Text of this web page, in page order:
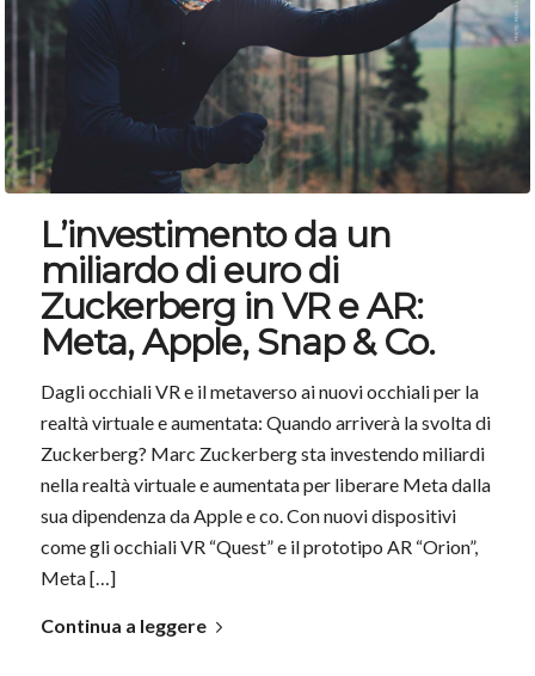
L’investimento da un
miliardo di euro di
Zuckerberg in VR e AR:
Meta, Apple, Snap & Co.
Dagli occhiali VR e il metaverso ai nuovi occhiali per la
realtà virtuale e aumentata: Quando arriverà la svolta di
Zuckerberg? Marc Zuckerberg sta investendo miliardi
nella realtà virtuale e aumentata per liberare Meta dalla
sua dipendenza da Apple e co. Con nuovi dispositivi
come gli occhiali VR “Quest” e il prototipo AR “Orion”,
Meta […]
Continua a leggere